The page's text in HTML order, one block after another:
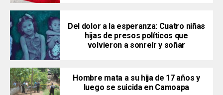
Del dolor a la esperanza: Cuatro niñas
hijas de presos políticos que
volvieron a sonreír y soñar
Hombre mata a su hija de 17 años y
luego se suicida en Camoapa